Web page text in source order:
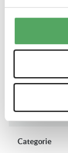
Flexibele
Indicatie
Geleverd
Merk
Categorie